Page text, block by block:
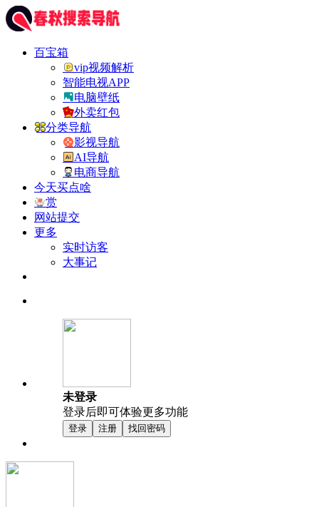
百宝箱
vip视频解析
智能电视APP
电脑壁纸
外卖红包
分类导航
影视导航
AI导航
电商导航
今天买点啥
赏
网站提交
更多
实时访客
大事记
未登录
登录后即可体验更多功能
登录 注册 找回密码